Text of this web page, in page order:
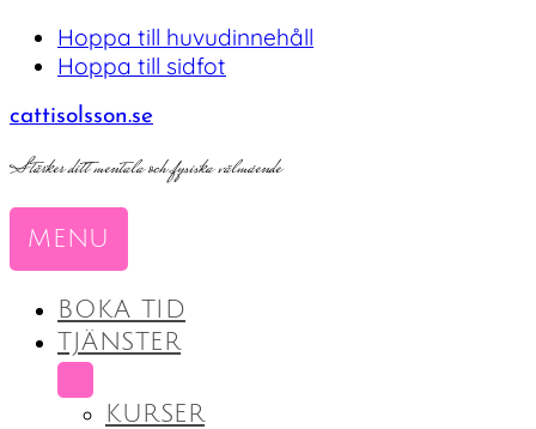
Hoppa till huvudinnehåll
Hoppa till sidfot
cattisolsson.se
Stärker ditt mentala och fysiska välmående
MENU
BOKA TID
TJÄNSTER
SUBMENU
KURSER